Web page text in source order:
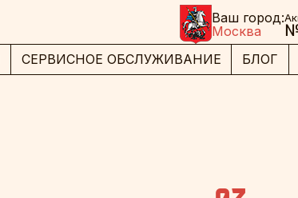
Ваш город:
Москва
№
СЕРВИСНОЕ ОБСЛУЖИВАНИЕ БЛОГ